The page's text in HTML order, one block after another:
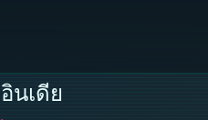
นเดีย